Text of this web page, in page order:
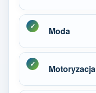
Moda
Motoryzacja